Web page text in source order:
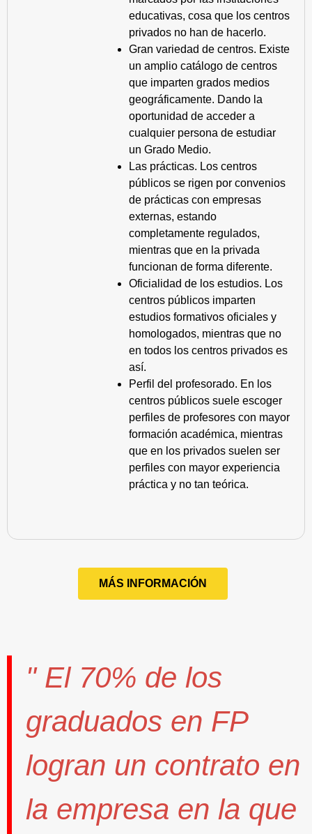
educativas, cosa que los centros
privados no han de hacerlo.
Gran variedad de centros. Existe
un amplio catálogo de centros
que imparten grados medios
geográficamente. Dando la
oportunidad de acceder a
cualquier persona de estudiar
un Grado Medio.
Las prácticas. Los centros
públicos se rigen por convenios
de prácticas con empresas
externas, estando
completamente regulados,
mientras que en la privada
funcionan de forma diferente.
Oficialidad de los estudios. Los
centros públicos imparten
estudios formativos oficiales y
homologados, mientras que no
en todos los centros privados es
así.
Perfil del profesorado. En los
centros públicos suele escoger
perfiles de profesores con mayor
formación académica, mientras
que en los privados suelen ser
perfiles con mayor experiencia
práctica y no tan teórica.
MÁS INFORMACIÓN
" El 70% de los
graduados en FP
logran un contrato en
la empresa en la que